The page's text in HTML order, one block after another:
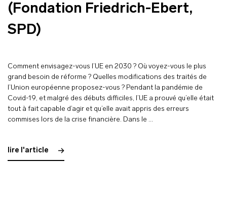
(Fondation Friedrich-Ebert,
SPD)
Comment envisagez-vous l’UE en 2030 ? Où voyez-vous le plus
grand besoin de réforme ? Quelles modifications des traités de
l’Union européenne proposez-vous ? Pendant la pandémie de
Covid-19, et malgré des débuts difficiles, l’UE a prouvé qu’elle était
tout à fait capable d’agir et qu’elle avait appris des erreurs
commises lors de la crise financière. Dans le …
lire l'article